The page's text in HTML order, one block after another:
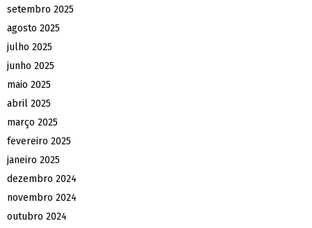
setembro 2025
agosto 2025
julho 2025
junho 2025
maio 2025
abril 2025
março 2025
fevereiro 2025
janeiro 2025
dezembro 2024
novembro 2024
outubro 2024